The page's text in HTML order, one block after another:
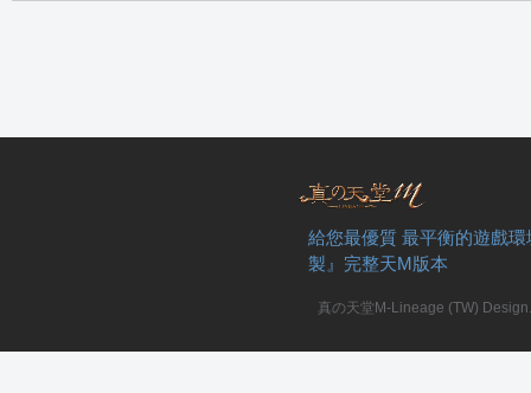
給您最優質 最平衡的遊戲
製』完整天M版本
真の天堂M-Lineage (TW)